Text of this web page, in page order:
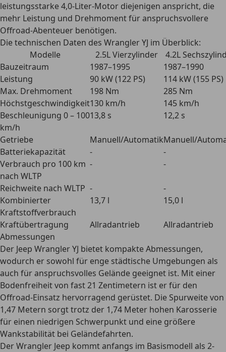
leistungsstarke 4,0-Liter-Motor diejenigen anspricht, die
mehr Leistung und Drehmoment für anspruchsvollere
Offroad-Abenteuer benötigen.
Die technischen Daten des Wrangler YJ im Überblick:
Modelle
2.5L Vierzylinder
4.2L
Bauzeitraum
1987–1995
1987–1990
Leistung
90 kW (122 PS)
114 kW (155 PS)
Max. Drehmoment
198 Nm
285 Nm
Höchstgeschwindigkeit130 km/h
145 km/h
Beschleunigung 0 – 100
km/h
13,8 s 12,2 s
Getriebe Manuell/AutomatikManuell/
Batteriekapazität
-
-
Verbrauch pro 100 km
nach WLTP
- -
Reichweite nach WLTP -
-
Kombinierter
Kraftstoffverbrauch
13,7 l 15,0 l
Kraftübertragung Allradantrieb
Allradantrieb
Abmessungen
Der Jeep Wrangler YJ bietet kompakte Abmessungen,
wodurch er sowohl für enge städtische Umgebungen als
auch für anspruchsvolles Gelände geeignet ist. Mit einer
Bodenfreiheit von fast 21 Zentimetern ist er für den
Offroad-Einsatz hervorragend gerüstet. Die Spurweite von
1,47 Metern sorgt trotz der 1,74 Meter hohen Karosserie
für einen niedrigen Schwerpunkt und eine größere
Wankstabilität bei Geländefahrten.
Der Wrangler Jeep kommt anfangs im Basismodell als 2-